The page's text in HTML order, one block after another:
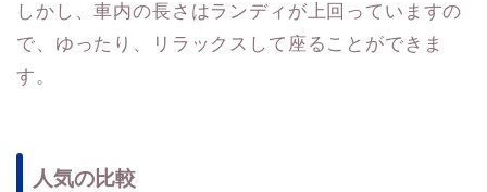
しかし、車内の長さはランディが上回っていますの
で、ゆったり、リラックスして座ることができま
す。
人気の比較